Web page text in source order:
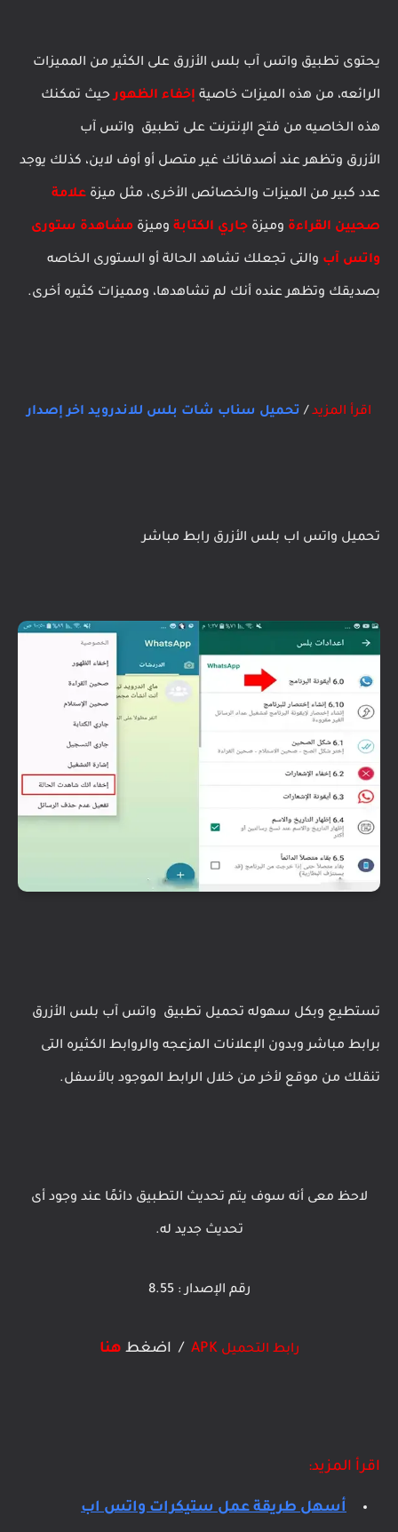
يحتوى تطبيق واتس آب بلس الأزرق على الكثير من المميزات
الرائعه، من هذه الميزات خاصية إخفاء الظهورحيث تمكنك
هذه الخاصيه من فتح الإنترنت على تطبيق واتس آب
الأزرق وتظهر عند أصدقائك غير متصل أو أوف لاين، كذلك يوجد
عدد كبير من الميزات والخصائص الأخرى، مثل ميزة علامة
صحيين القراءة وميزة جاري الكتابة وميزة مشاهدة ستورى
واتس آب والتى تجعلك تشاهد الحالة أو الستورى الخاصه
بصديقك وتظهر عنده أنك لم تشاهدها، ومميزات كثيره أخرى.
اقرأ المزيد / تحميل سناب شات بلس للاندرويد اخر إصدار
تحميل واتس اب بلس الأزرق رابط مباشر
تستطيع وبكل سهوله تحميل تطبيق واتس آب بلس الأزرق
برابط مباشر وبدون الإعلانات المزعجه والروابط الكثيره التى
تنقلك من موقع لأخر من خلال الرابط الموجود بالأسفل.
لاحظ معى أنه سوف يتم تحديث التطبيق دائمًا عند وجود أى
تحديث جديد له.
رقم الإصدار :8.55
رابط التحميلAPK / اضغط هنا
اقرأ المزيد:
أسهل طريقة عمل ستيكرات واتس اب